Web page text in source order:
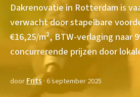
Dakrenovatie in Rotterdam is
verwacht door stapelbare
€16,25/m², BTW-verlaging naar
concurrerende prijzen door
doorFrits· 6 september 2025